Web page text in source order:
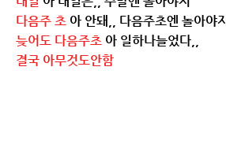
다음주 초 아 안돼,, 다음주초엔 놀아야지
늦어도 다음주초 아 일하나늘었다,,
결국 아무것도안함